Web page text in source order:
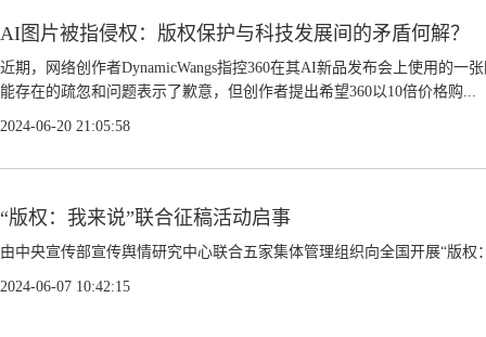
AI图片被指侵权：版权保护与科技发展间的矛盾何解？
近期，网络创作者DynamicWangs指控360在其AI新品发布会上使用的
能存在的疏忽和问题表示了歉意，但创作者提出希望360以10倍价格购...
2024-06-20 21:05:58
“版权：我来说”联合征稿活动启事
由中央宣传部宣传舆情研究中心联合五家集体管理组织向全国开展“版权
2024-06-07 10:42:15